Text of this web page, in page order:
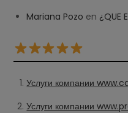
Mariana Pozo en ¿QUE
Услуги компании
Услуги компании